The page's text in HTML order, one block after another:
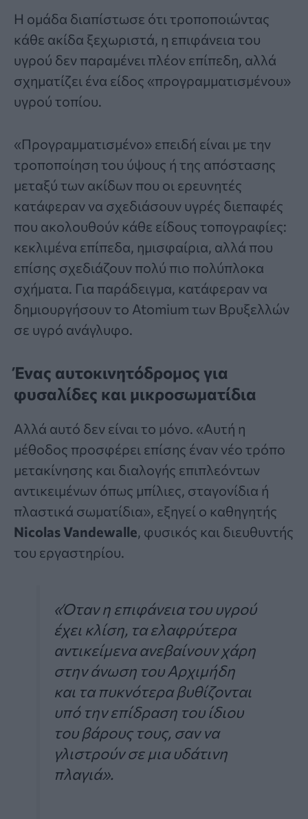
Η ομάδα διαπίστωσε ότι τροποποιώντας
κάθε ακίδα ξεχωριστά, η επιφάνεια του
υγρού δεν παραμένει πλέον επίπεδη, αλλά
σχηματίζει ένα είδος «προγραμματισμένου»
υγρού τοπίου.
«Προγραμματισμένο» επειδή είναι με την
τροποποίηση του ύψους ή της απόστασης
μεταξύ των ακίδων που οι ερευνητές
κατάφεραν να σχεδιάσουν υγρές διεπαφές
που ακολουθούν κάθε είδους τοπογραφίες:
κεκλιμένα επίπεδα, ημισφαίρια, αλλά που
επίσης σχεδιάζουν πολύ πιο πολύπλοκα
σχήματα. Για παράδειγμα, κατάφεραν να
δημιουργήσουν το Atomium των Βρυξελλών
σε υγρό ανάγλυφο.
Ένας αυτοκινητόδρομος για
φυσαλίδες και μικροσωματίδια
Αλλά αυτό δεν είναι το μόνο. «Αυτή η
μέθοδος προσφέρει επίσης έναν νέο τρόπο
μετακίνησης και διαλογής επιπλεόντων
αντικειμένων όπως μπίλιες, σταγονίδια ή
πλαστικά σωματίδια», εξηγεί ο καθηγητής
Nicolas Vandewalle, φυσικός και διευθυντής
του εργαστηρίου.
«Όταν η επιφάνεια του υγρού
έχει κλίση, τα ελαφρύτερα
αντικείμενα ανεβαίνουν χάρη
στην άνωση του Αρχιμήδη
και τα πυκνότερα βυθίζονται
υπό την επίδραση του ίδιου
του βάρους τους, σαν να
γλιστρούν σε μια υδάτινη
πλαγιά».